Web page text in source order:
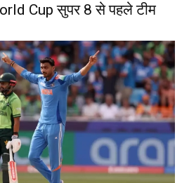
Cup सुपर 8 से पहले टीम